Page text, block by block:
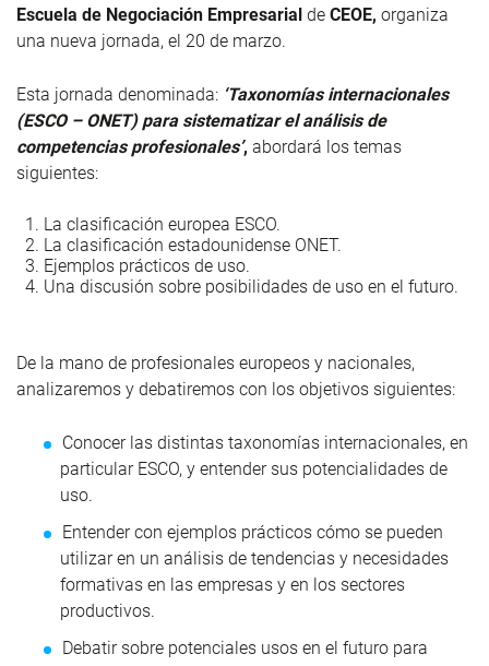
Escuela de Negociación Empresarial de CEOE, organiza
una nueva jornada, el 20 de marzo.
Esta jornada denominada: ‘Taxonomías internacionales
(ESCO – ONET) para sistematizar el análisis de
competencias profesionales’, abordará los temas
siguientes:
La clasificación europea ESCO.
La clasificación estadounidense ONET.
Ejemplos prácticos de uso.
Una discusión sobre posibilidades de uso en el futuro.
De la mano de profesionales europeos y nacionales,
analizaremos y debatiremos con los objetivos siguientes:
Conocer las distintas taxonomías internacionales, en
particular ESCO, y entender sus potencialidades de
uso.
Entender con ejemplos prácticos cómo se pueden
utilizar en un análisis de tendencias y necesidades
formativas en las empresas y en los sectores
productivos.
Debatir sobre potenciales usos en el futuro para